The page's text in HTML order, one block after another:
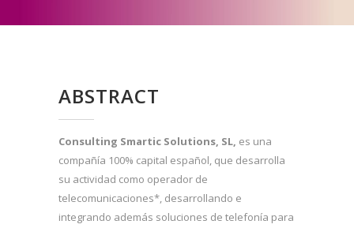
ABSTRACT
Consulting Smartic Solutions, SL, es una
compañía 100% capital español, que desarrolla
su actividad como operador de
telecomunicaciones*, desarrollando e
integrando además soluciones de telefonía para